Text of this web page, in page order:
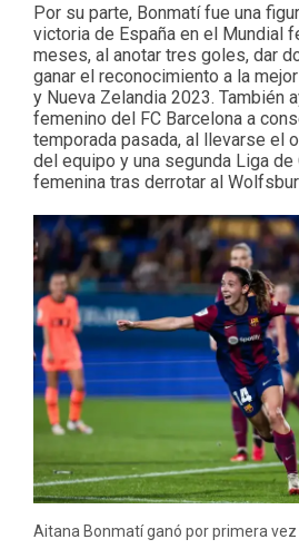
Por su parte, Bonmatí fue una
victoria de España en el Mundial
meses, al anotar tres goles, dar
ganar el reconocimiento a la
y Nueva Zelandia 2023. También
femenino del FC Barcelona a
temporada pasada, al llevarse el
del equipo y una segunda Liga de
femenina tras derrotar al
Aitana Bonmatí ganó por primera vez